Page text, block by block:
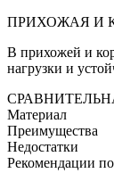
ПРИХОЖАЯ И
В прихожей и
нагрузки и
Материал
Преимущества
Недостатки
Рекомендации